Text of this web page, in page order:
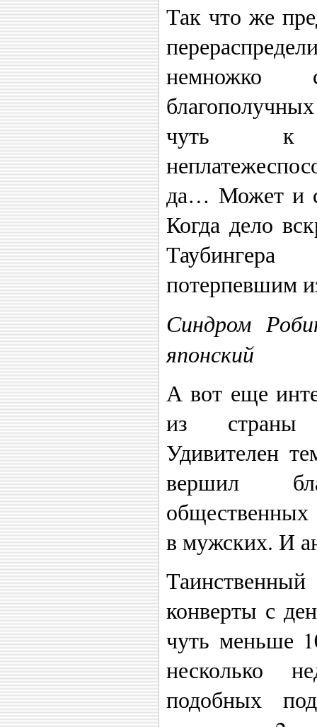
Так что же
немножко
чуть к
да… Может и
Когда дело
потерпевшим
Синдром
японский
А вот еще
из страны
Удивителен
вершил
общественных
в мужских. И
конверты с
чуть меньше
несколько
подобных